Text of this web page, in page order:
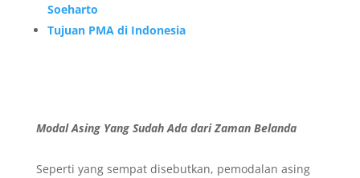
Soeharto
Tujuan PMA di Indonesia
Modal Asing Yang Sudah Ada dari Zaman Belanda
Seperti yang sempat disebutkan, pemodalan asing